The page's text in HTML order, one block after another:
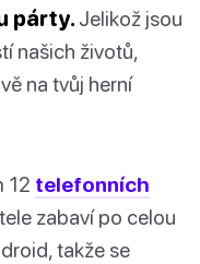
párty. Jelikož jsou
našich životů,
na tvůj herní
12 telefonních
zabaví po celou
takže se